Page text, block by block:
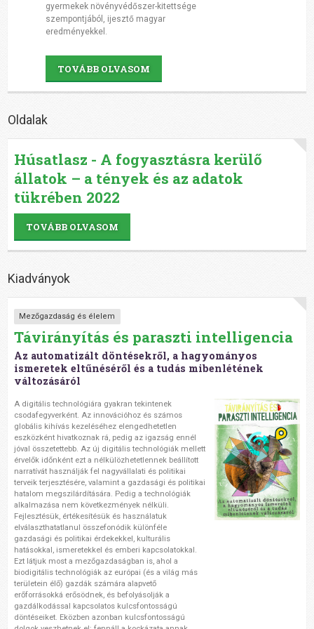
gyermekek növényvédőszer-kitettsége
szempontjából, ijesztő magyar
eredményekkel.
TOVÁBB OLVASOM
Oldalak
Húsatlasz - A fogyasztásra kerülő
állatok – a tények és az adatok
tükrében 2022
TOVÁBB OLVASOM
Kiadványok
Mezőgazdaság és élelem
Távirányítás és paraszti intelligencia
Az automatizált döntésekről, a hagyományos
ismeretek eltűnéséről és a tudás mibenlétének
változásáról
A digitális technológiára gyakran tekintenek
csodafegyverként. Az innovációhoz és számos
globális kihívás kezeléséhez elengedhetetlen
eszközként hivatkoznak rá, pedig az igazság ennél
jóval összetettebb. Az új digitális technológiák mellett
érvelők időnként ezt a nélkülözhetetlennek beállított
narratívát használják fel nagyvállalati és politikai
terveik terjesztésére, valamint a gazdasági és politikai
hatalom megszilárdítására. Pedig a technológiák
alkalmazása nem következmények nélküli.
Fejlesztésük, értékesítésük és használatuk
elválaszthatatlanul összefonódik különféle
gazdasági és politikai érdekekkel, kulturális
hatásokkal, ismeretekkel és emberi kapcsolatokkal.
Ezt látjuk most a mezőgazdaságban is, ahol a
biodigitális technológiák az európai (és a világ más
területein élő) gazdák számára alapvető
erőforrásokká erősödnek, és befolyásolják a
gazdálkodással kapcsolatos kulcsfontosságú
döntéseiket. Eközben azonban kulcsfontosságú